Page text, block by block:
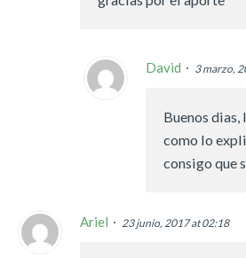
David 3 marzo,
Buenos dias,
como lo
consigo que
Ariel 23 junio, 2017 at 02:18